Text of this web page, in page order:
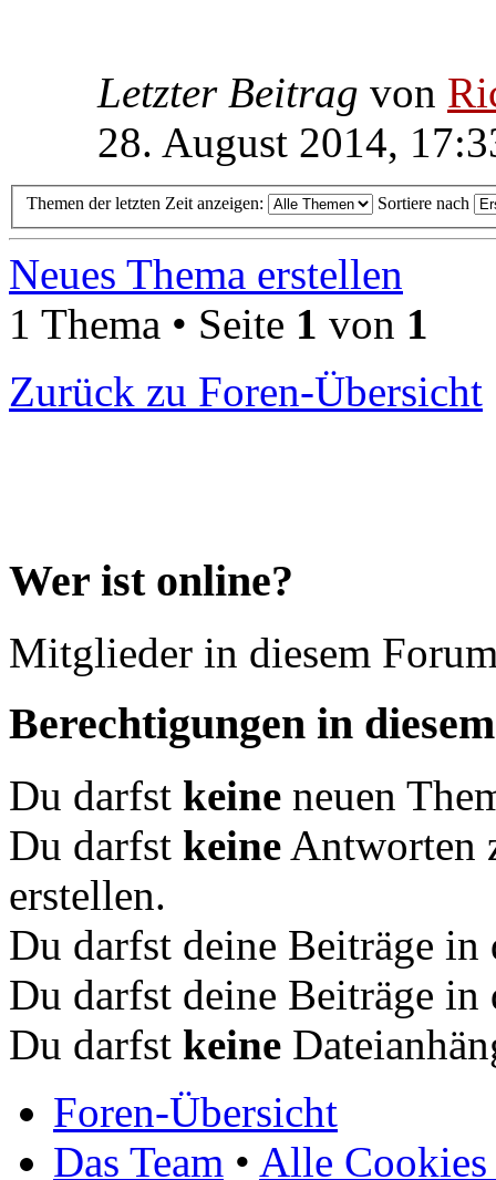
Letzter Beitrag von
28. August 2014,
Themen der letzten Zeit anzeigen: Sortiere nach
Neues Thema erstellen
1 Thema • Seite 1 von 1
Zurück zu Foren-Übersicht
Wer ist online?
Mitglieder in diesem
Berechtigungen in
Du darfst keine neuen
Du darfst keine Antworten
erstellen.
Du darfst deine Beiträge
Du darfst deine Beiträge
Du darfst keine
Foren-Übersicht
Das Team • Alle Cookies